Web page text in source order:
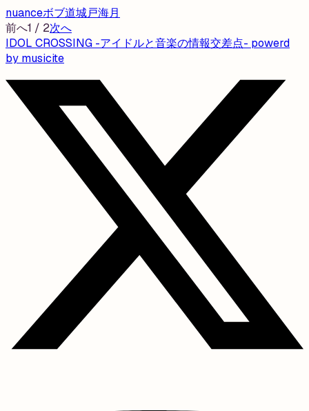
nuanceボブ道城戸海月
前へ1 / 2次へ
IDOL CROSSING -アイドルと音楽の情報交差点- powerd
by musicite